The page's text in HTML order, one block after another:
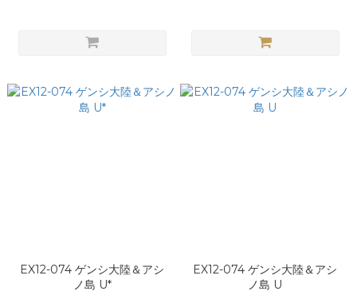
EX12-074 ゲンシ大陸＆アシ
ノ島 U*
EX12-074 ゲンシ大陸＆アシ
ノ島 U